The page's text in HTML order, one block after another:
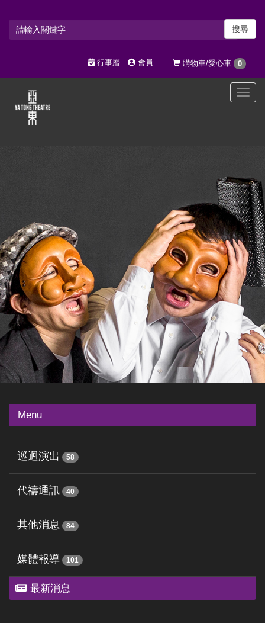
搜尋
購物車/愛心車 0
行事曆 會員
選
Menu
巡迴演出 58
代禱通訊 40
其他消息 84
媒體報導 101
最新消息